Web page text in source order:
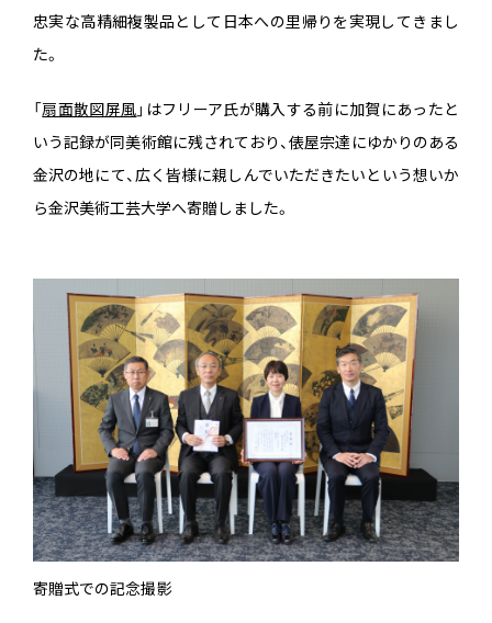
忠実な高精細複製品として日本への里帰りを実現してきまし
た。
「扇面散図屏風」はフリーア氏が購入する前に加賀にあったと
いう記録が同美術館に残されており、俵屋宗達にゆかりのある
金沢の地にて、広く皆様に親しんでいただきたいという想いか
ら金沢美術工芸大学へ寄贈しました。
寄贈式での記念撮影